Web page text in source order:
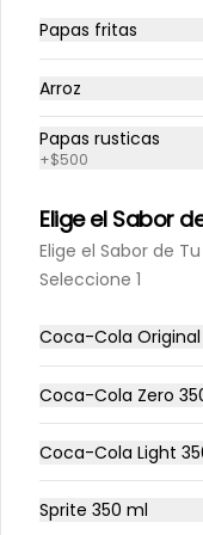
Completo Big
Completo 20cms,
Conócenos
Papas fritas
Arroz
Papas rusticas
+$500
Elige el Sabor
Elige el Sabor de
Seleccione 1
Coca-Cola
Coca-Cola Zero
Coca-Cola Light
Sprite 350 ml